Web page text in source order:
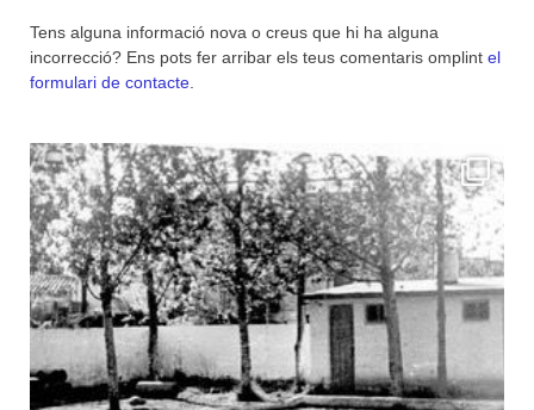
Tens alguna informació nova o creus que hi ha alguna
incorrecció? Ens pots fer arribar els teus comentaris omplint el
formulari de contacte.